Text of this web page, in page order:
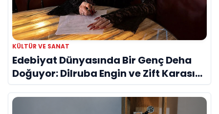
KÜLTÜR VE SANAT
Edebiyat Dünyasında Bir Genç Deha
Doğuyor: Dilruba Engin ve Zift Karası
Evreni ‘AVENOİR’